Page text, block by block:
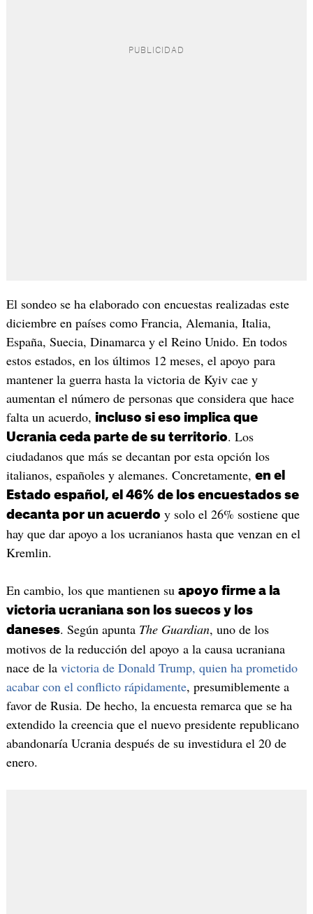
El sondeo se ha elaborado con encuestas realizadas este
diciembre en países como Francia, Alemania, Italia,
España, Suecia, Dinamarca y el Reino Unido. En todos
estos estados, en los últimos 12 meses, el apoyo para
mantener la guerra hasta la victoria de Kyiv cae y
aumentan el número de personas que considera que hace
falta un acuerdo, incluso si eso implica que
Ucrania ceda parte de su territorio. Los
ciudadanos que más se decantan por esta opción los
italianos, españoles y alemanes. Concretamente, en el
Estado español, el 46% de los encuestados se
decanta por un acuerdo y solo el 26% sostiene que
hay que dar apoyo a los ucranianos hasta que venzan en el
Kremlin.
En cambio, los que mantienen su apoyo firme a la
victoria ucraniana son los suecos y los
daneses. Según apunta The Guardian, uno de los
motivos de la reducción del apoyo a la causa ucraniana
nace de la victoria de Donald Trump, quien ha prometido
acabar con el conflicto rápidamente, presumiblemente a
favor de Rusia. De hecho, la encuesta remarca que se ha
extendido la creencia que el nuevo presidente republicano
abandonaría Ucrania después de su investidura el 20 de
enero.